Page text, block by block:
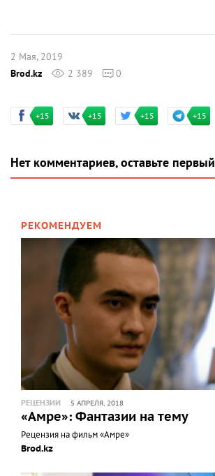
2 Мая, 2019
Brod.kz
2 389 0
+15 +15 +15 +15
Нет комментариев, оставьте первый
РЕКОМЕНДУЕМ
РЕЦЕНЗИИ 5 АПРЕЛЯ, 2018
«Амре»: Фантазии на тему
Рецензия на фильм «Амре»
Brod.kz